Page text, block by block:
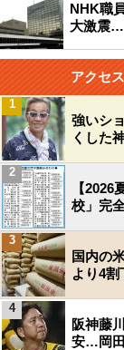
NHK職
大激震…
アクセ
強いシ
くした
1
【
校」完
2
国内の
より4
3
阪神藤
安…岡田
4